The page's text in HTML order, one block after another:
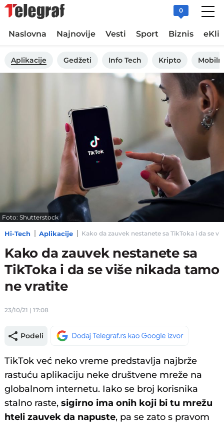
0
Naslovna Najnovije Vesti Sport Biznis
Aplikacije Gedžeti Info Tech Kripto
Foto: Shutterstock
Hi-Tech Aplikacije Kako da zauvek nestanete sa TikToka i da se
Kako da zauvek nestanete sa
TikToka i da se više nikada tamo
ne vratite
23/10/21 | 17:08
Podeli
TikTok već neko vreme predstavlja najbrže
rastuću aplikaciju neke društvene mreže na
globalnom internetu. Iako se broj korisnika
stalno raste,sigirno ima onih koji bi tu mrežu
hteli zauvek da napuste, pa se zato s pravom